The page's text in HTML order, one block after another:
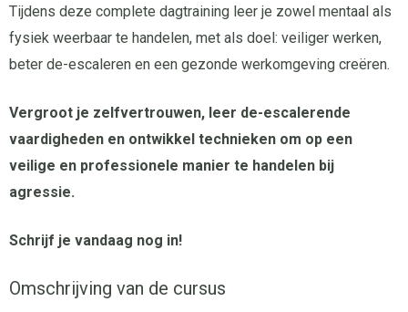
Tijdens deze complete dagtraining leer je zowel mentaal als
fysiek weerbaar te handelen, met als doel: veiliger werken,
beter de-escaleren en een gezonde werkomgeving creëren.
Vergroot je zelfvertrouwen, leer de-escalerende
vaardigheden en ontwikkel technieken om op een
veilige en professionele manier te handelen bij
agressie.
Schrijf je vandaag nog in!
Omschrijving van de cursus